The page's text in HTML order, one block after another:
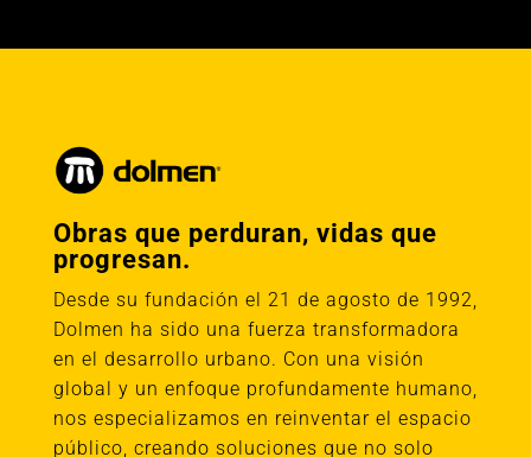
Obras que perduran, vidas que
progresan.
Desde su fundación el 21 de agosto de 1992,
Dolmen ha sido una fuerza transformadora
en el desarrollo urbano. Con una visión
global y un enfoque profundamente humano,
nos especializamos en reinventar el espacio
público, creando soluciones que no solo